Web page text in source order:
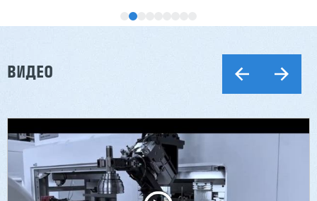
Двухсторонний шипорез MX6015
3 201 613 ₽
ВИДЕО